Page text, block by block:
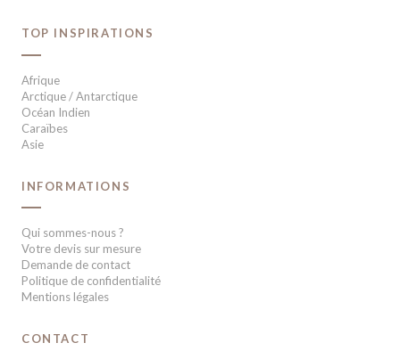
TOP INSPIRATIONS
Afrique
Arctique / Antarctique
Océan Indien
Caraïbes
Asie
INFORMATIONS
Qui sommes-nous ?
Votre devis sur mesure
Demande de contact
Politique de confidentialité
Mentions légales
CONTACT